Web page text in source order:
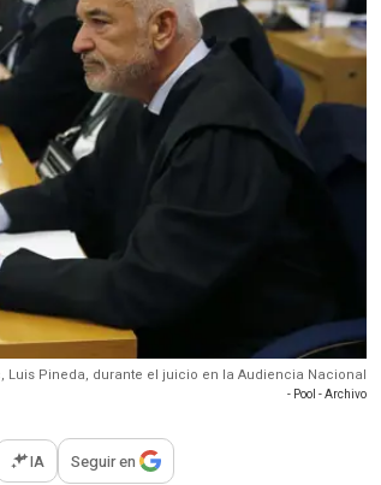
Luis Pineda, durante el juicio en la Audiencia Nacional
- Pool - Archivo
opciones para compartir
IA Seguir en